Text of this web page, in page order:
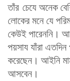
তাঁর চেযে অনেক
লোকের মনে যে
কেউই পারেননি।
পয়সায যাঁরা
করেছেন। আইনি
আসবেন।